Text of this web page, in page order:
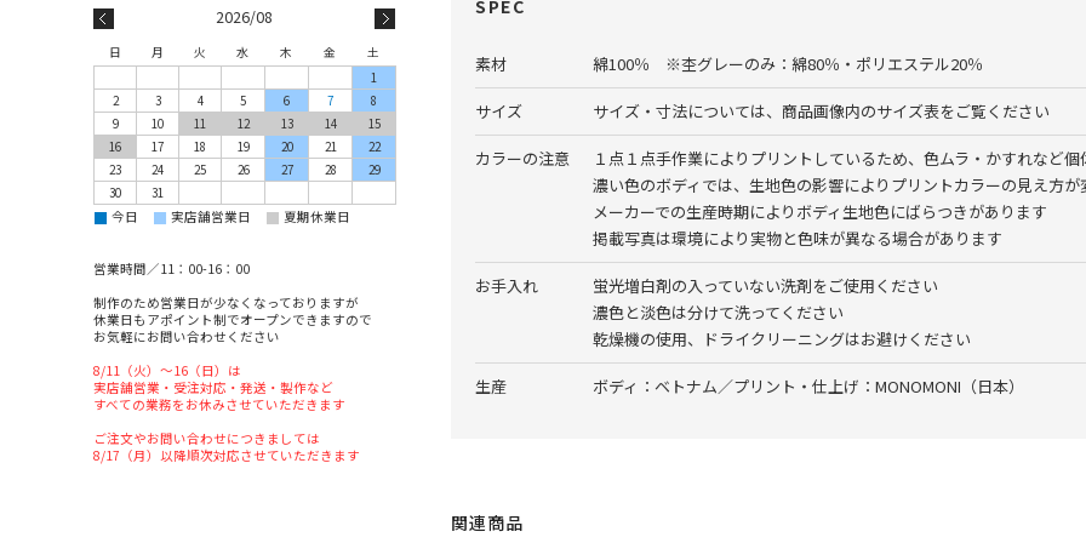
SPEC
素材 綿100％ ※杢グレーのみ：綿80％・ポリエステル20％
サイズ サイズ・寸法については、商品画像内のサイズ表をご覧ください
カラーの注意
１点１点手作業によりプリントしているため、色ムラ・かすれなど
濃い色のボディでは、生地色の影響によりプリントカラーの見え方
メーカーでの生産時期によりボディ生地色にばらつきがあります
掲載写真は環境により実物と色味が異なる場合があります
お手入れ
蛍光増白剤の入っていない洗剤をご使用ください
濃色と淡色は分けて洗ってください
乾燥機の使用、ドライクリーニングはお避けください
生産 ボディ：ベトナム／プリント・仕上げ：MONOMONI（日本）
関連商品
2026/08
日 月 火 水 木 金
土
1
2
3 4 5 6 7
8
9
10 11 12 13 14
15
16
17 18 19 20 21
22
23
24 25 26 27 28
29
30
31
■ 今日 ■ 実店舗営業日 ■ 夏期休業日
営業時間／11：00-16：00
制作のため営業日が少なくなっておりますが
休業日もアポイント制でオープンできますので
お気軽にお問い合わせください
8/11（火）～16（日）は
実店舗営業・受注対応・発送・製作など
すべての業務をお休みさせていただきます
ご注文やお問い合わせにつきましては
8/17（月）以降順次対応させていただきます